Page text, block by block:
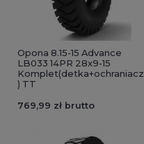
Opona 8.15-15 Advance
LB033 14PR 28x9-15
Komplet(detka+ochraniacz
) TT
769,99 zł brutto